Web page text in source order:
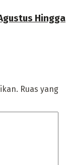
Hingga
Ruas yang